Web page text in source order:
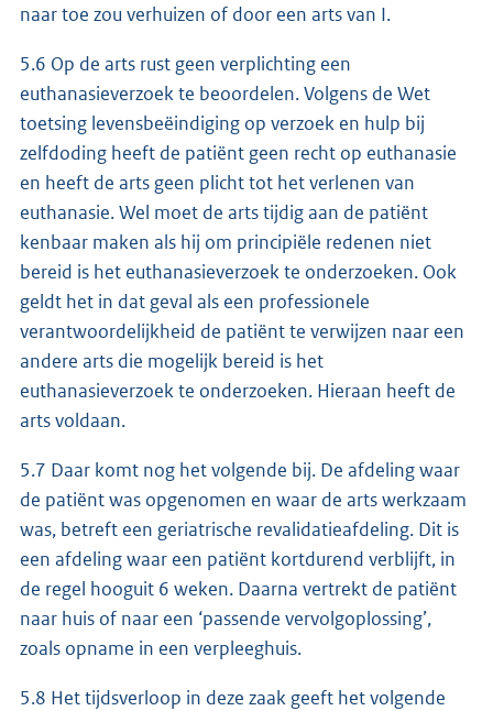
naar toe zou verhuizen of door een arts van I.
5.6 Op de arts rust geen verplichting een
euthanasieverzoek te beoordelen. Volgens de Wet
toetsing levensbeëindiging op verzoek en hulp bij
zelfdoding heeft de patiënt geen recht op euthanasie
en heeft de arts geen plicht tot het verlenen van
euthanasie. Wel moet de arts tijdig aan de patiënt
kenbaar maken als hij om principiële redenen niet
bereid is het euthanasieverzoek te onderzoeken. Ook
geldt het in dat geval als een professionele
verantwoordelijkheid de patiënt te verwijzen naar een
andere arts die mogelijk bereid is het
euthanasieverzoek te onderzoeken. Hieraan heeft de
arts voldaan.
5.7 Daar komt nog het volgende bij. De afdeling waar
de patiënt was opgenomen en waar de arts werkzaam
was, betreft een geriatrische revalidatieafdeling. Dit is
een afdeling waar een patiënt kortdurend verblijft, in
de regel hooguit 6 weken. Daarna vertrekt de patiënt
naar huis of naar een ‘passende vervolgoplossing’,
zoals opname in een verpleeghuis.
5.8 Het tijdsverloop in deze zaak geeft het volgende